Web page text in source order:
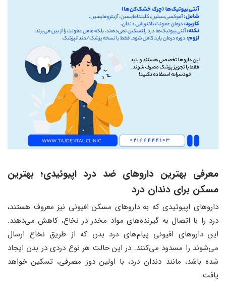
معرفی بهترین داروهای ضد درد اپیوئیدی؛ بهترین
مسکن برای دندان درد
داروهای اپیوئیدی که به داروهای مسکن افیونی نیز معروف هستند،
درد را با اتصال به گیرنده‌های مواد مخدر در نخاع، کاهش می‌دهند.
این داروهای افیونی پیام‌های درد بدن که از طریق نخاع ارسال
می‌شوند را مسدود می‌کنند. در این حالت هر نوع دردی در بدن ایجاد
شده باشد، مانند دندان درد، با اولین دوز مصرفی، تسکین خواهد
یافت.